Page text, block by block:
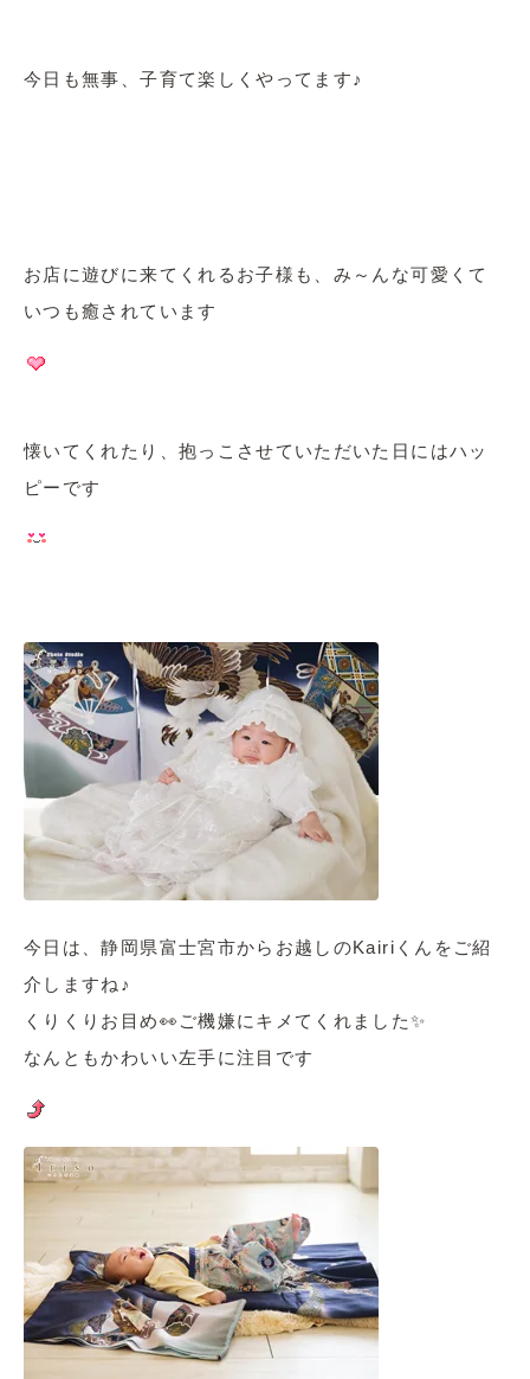
今日も無事、子育て楽しくやってます♪
お店に遊びに来てくれるお子様も、み～んな可愛くて
いつも癒されています
懐いてくれたり、抱っこさせていただいた日にはハッ
ピーです
今日は、静岡県富士宮市からお越しのKairiくんをご紹
介しますね♪
くりくりお目め👀ご機嫌にキメてくれました✨
なんともかわいい左手に注目です